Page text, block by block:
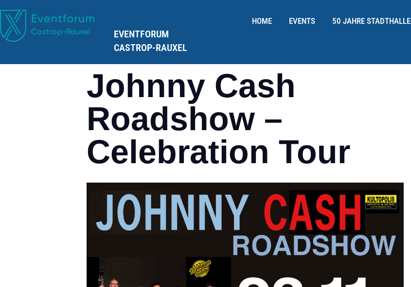
EVENTFORUM
CASTROP-RAUXEL
HOME EVENTS 50 JAHRE STADTHALLE
Johnny Cash
Roadshow –
Celebration Tour